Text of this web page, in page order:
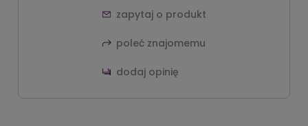
zapytaj o produkt
poleć znajomemu
dodaj opinię